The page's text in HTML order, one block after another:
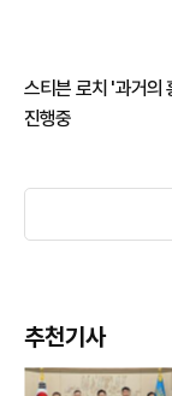
스티븐 로치 '과거의
진행중
추천기사